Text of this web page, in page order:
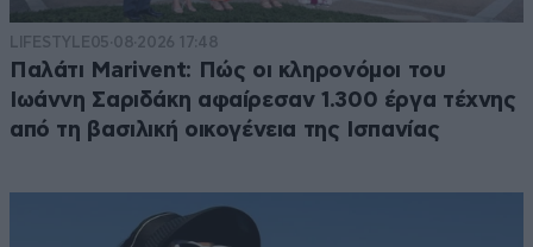
LIFESTYLE05·08·2026 17:48
Παλάτι Marivent: Πώς οι κληρονόμοι του
Ιωάννη Σαριδάκη αφαίρεσαν 1.300 έργα τέχνης
από τη βασιλική οικογένεια της Ισπανίας